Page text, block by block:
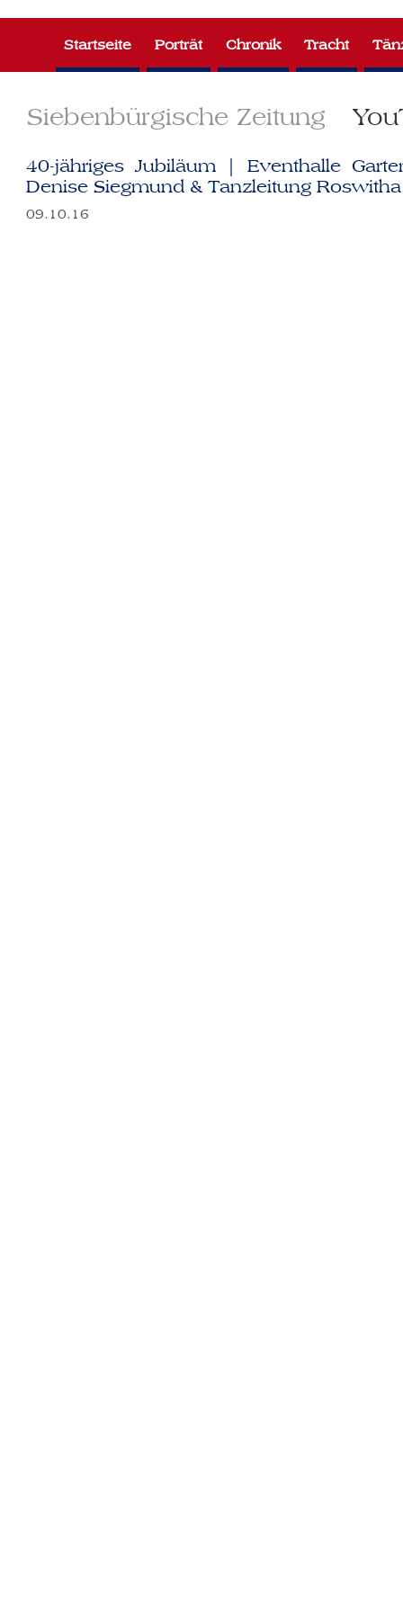
Siebenbürgische Zeitung
Startseite Porträt Chronik Tracht
40-jähriges Jubiläum | Eventhalle
Denise Siegmund & Tanzleitung
09.10.16